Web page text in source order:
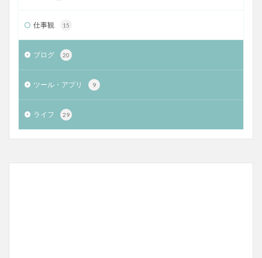
仕事観 15
ブログ 20
ツール・アプリ 9
ライフ 29